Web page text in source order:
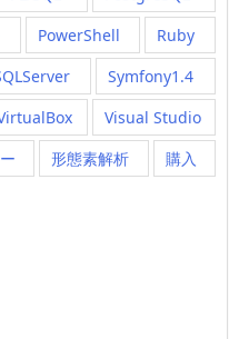
PowerShell
Ruby
Symfony1.4
Visual Studio
形態素解析 購入